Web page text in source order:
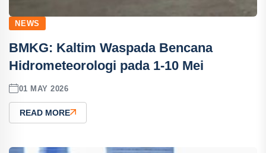
NEWS
BMKG: Kaltim Waspada Bencana
Hidrometeorologi pada 1-10 Mei
01 MAY 2026
READ MORE